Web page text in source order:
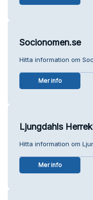
Socionomen.se
Hitta information om
Mer info
Ljungdahls
Hitta information om
Mer info